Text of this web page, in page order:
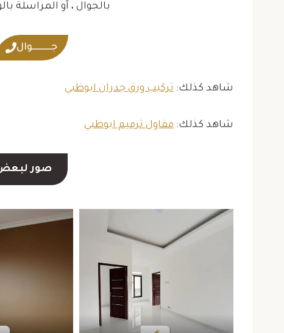
بالجوال ، أو المراسلة
جــــــــــوال
شاهد كذلك:تركيب ورق جدران ابوظبي
شاهد كذلك:مقاول ترميم ابوظبي
صور لبعض